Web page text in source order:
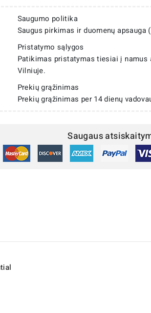
Saugumo politika
Saugus pirkimas ir duomenų apsauga
Pristatymo sąlygos
Patikimas pristatymas tiesiai į
Vilniuje.
Prekių grąžinimas
Prekių grąžinimas per 14 dienų
Saugaus